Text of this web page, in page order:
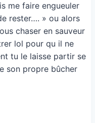
me faire engueuler
rester…. » ou alors
chaser en sauveur
lol pour qu il ne
tu le laisse partir se
son propre bûcher